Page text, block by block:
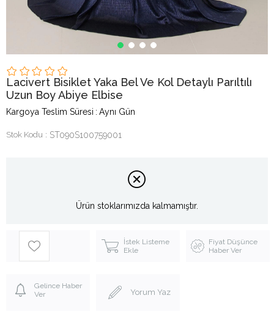
Lacivert Bisiklet Yaka Bel Ve Kol Detaylı Parıltılı
Uzun Boy Abiye Elbise
Kargoya Teslim Süresi : Aynı Gün
Stok Kodu ST090S100759001
Ürün stoklarımızda kalmamıştır.
İstek Listeme
Ekle
Fiyat Düşünce
Haber Ver
Gelince Haber
Ver
Yorum Yaz